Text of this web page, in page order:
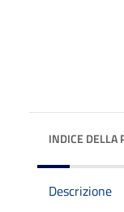
INDICE DELLA
Descrizione